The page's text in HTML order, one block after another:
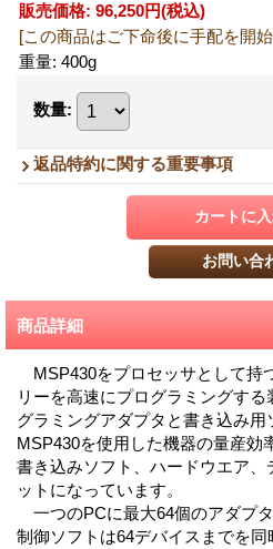
販売価格: 96,250円(税込)
[この商品はご下命後に手配を開
重量: 400g
数量:
返品特約に関する重要事項
商品詳細
MSP430をプロセッサとして持
リーを高速にプログラミングす
グラミングアダプタと書き込み用
MSP430を使用した機器の量産効
書き込みソフト、ハードウエア
ットになっています。
一つのPCに最大64個のアダプ
制御ソフトは64デバイスまでを